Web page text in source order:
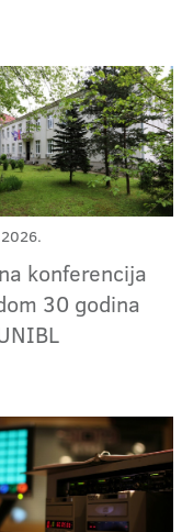
konferencija
30 godina